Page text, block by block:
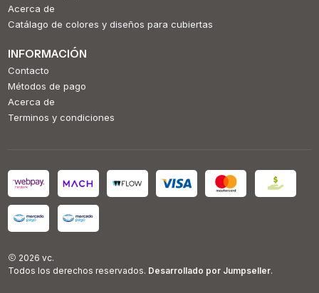
Acerca de
Catálago de colores y diseños para cubiertas
INFORMACIÓN
Contacto
Métodos de pago
Acerca de
Terminos y condiciones
2026 vc.
Todos los derechos reservados. Desarrollado por Jumpseller.